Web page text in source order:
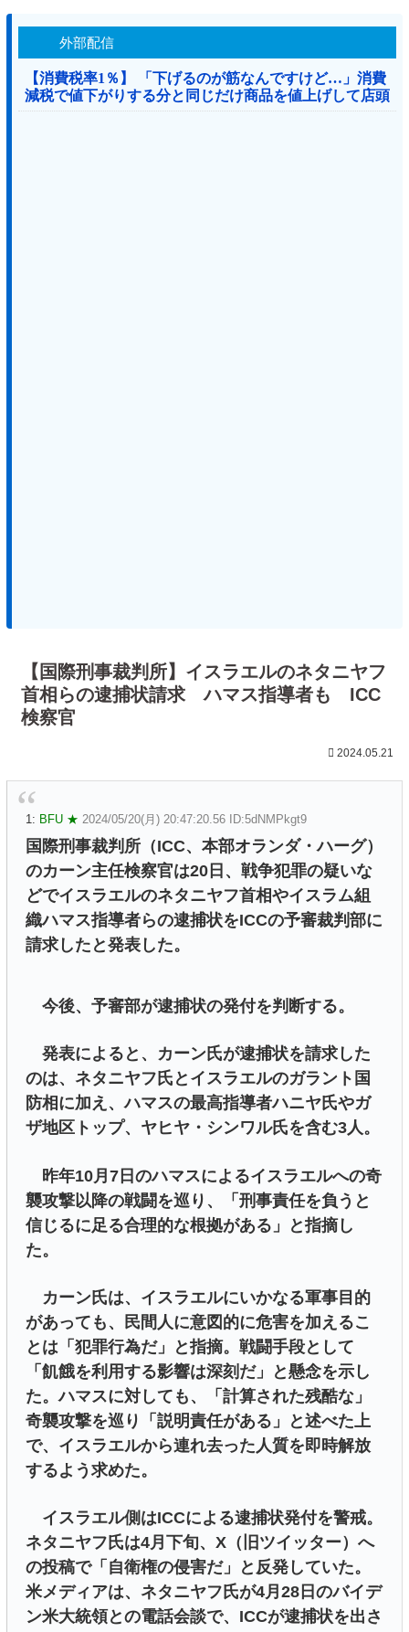
外部配信
【消費税率1％】 「下げるのが筋なんですけど…」消費
減税で値下がりする分と同じだけ商品を値上げして店頭
価格を変えない店も
【国際刑事裁判所】イスラエルのネタニヤフ
首相らの逮捕状請求 ハマス指導者も ICC
検察官
2024.05.21
1: BFU ★ 2024/05/20(月) 20:47:20.56 ID:5dNMPkgt9
国際刑事裁判所（ICC、本部オランダ・ハーグ）
のカーン主任検察官は20日、戦争犯罪の疑いな
どでイスラエルのネタニヤフ首相やイスラム組
織ハマス指導者らの逮捕状をICCの予審裁判部に
請求したと発表した。
今後、予審部が逮捕状の発付を判断する。
発表によると、カーン氏が逮捕状を請求した
のは、ネタニヤフ氏とイスラエルのガラント国
防相に加え、ハマスの最高指導者ハニヤ氏やガ
ザ地区トップ、ヤヒヤ・シンワル氏を含む3人。
昨年10月7日のハマスによるイスラエルへの奇
襲攻撃以降の戦闘を巡り、「刑事責任を負うと
信じるに足る合理的な根拠がある」と指摘し
た。
カーン氏は、イスラエルにいかなる軍事目的
があっても、民間人に意図的に危害を加えるこ
とは「犯罪行為だ」と指摘。戦闘手段として
「飢餓を利用する影響は深刻だ」と懸念を示し
た。ハマスに対しても、「計算された残酷な」
奇襲攻撃を巡り「説明責任がある」と述べた上
で、イスラエルから連れ去った人質を即時解放
するよう求めた。
イスラエル側はICCによる逮捕状発付を警戒。
ネタニヤフ氏は4月下旬、X（旧ツイッター）へ
の投稿で「自衛権の侵害だ」と反発していた。
米メディアは、ネタニヤフ氏が4月28日のバイデ
ン米大統領との電話会談で、ICCが逮捕状を出さ